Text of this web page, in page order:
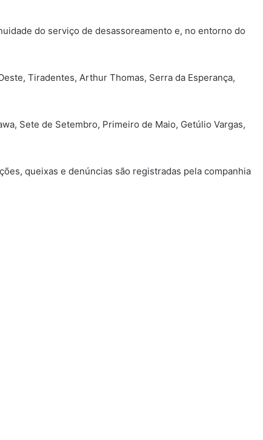
do serviço de desassoreamento e, no entorno do
Tiradentes, Arthur Thomas, Serra da Esperança,
Sete de Setembro, Primeiro de Maio, Getúlio Vargas,
queixas e denúncias são registradas pela companhia